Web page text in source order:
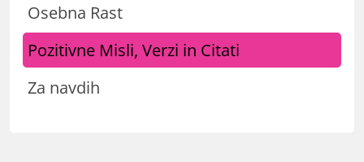
Osebna Rast
Pozitivne Misli, Verzi in Citati
Za navdih